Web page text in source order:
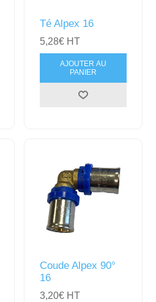
Té Alpex 16
5,28€ HT
AJOUTER AU
PANIER
Coude Alpex 90°
16
3,20€ HT